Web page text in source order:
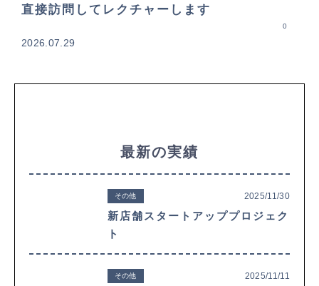
直接訪問してレクチャーします
2026.07.29
0
最新の実績
その他 2025/11/30
新店舗スタートアッププロジェク
ト
その他 2025/11/11